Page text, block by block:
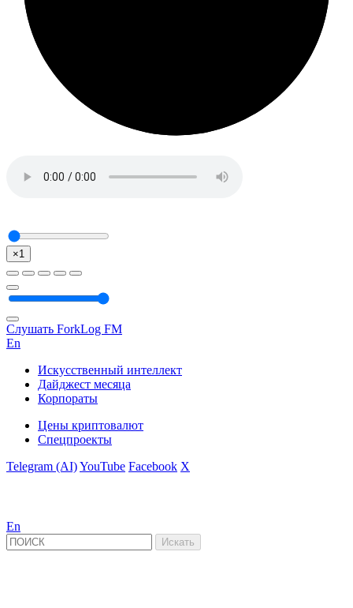
×1
Слушать ForkLog FM
En
Искусственный интеллект
Дайджест месяца
Корпораты
Цены криптовалют
Спецпроекты
Telegram (AI)YouTube Facebook X
En